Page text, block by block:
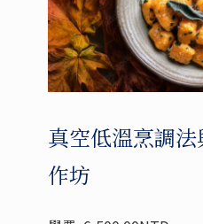
真空低溫烹調
作坊